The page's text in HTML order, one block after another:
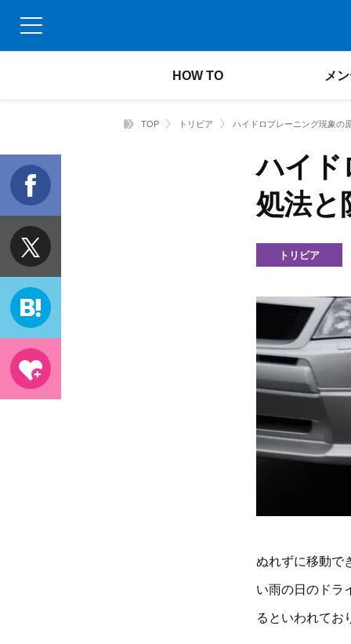
HOW TO メ
TOP トリビア ハイドロプレーニング現象の
ハイド
処法と
トリビア
ぬれずに移動で
い雨の日のドラ
るといわれてお
f
t
h